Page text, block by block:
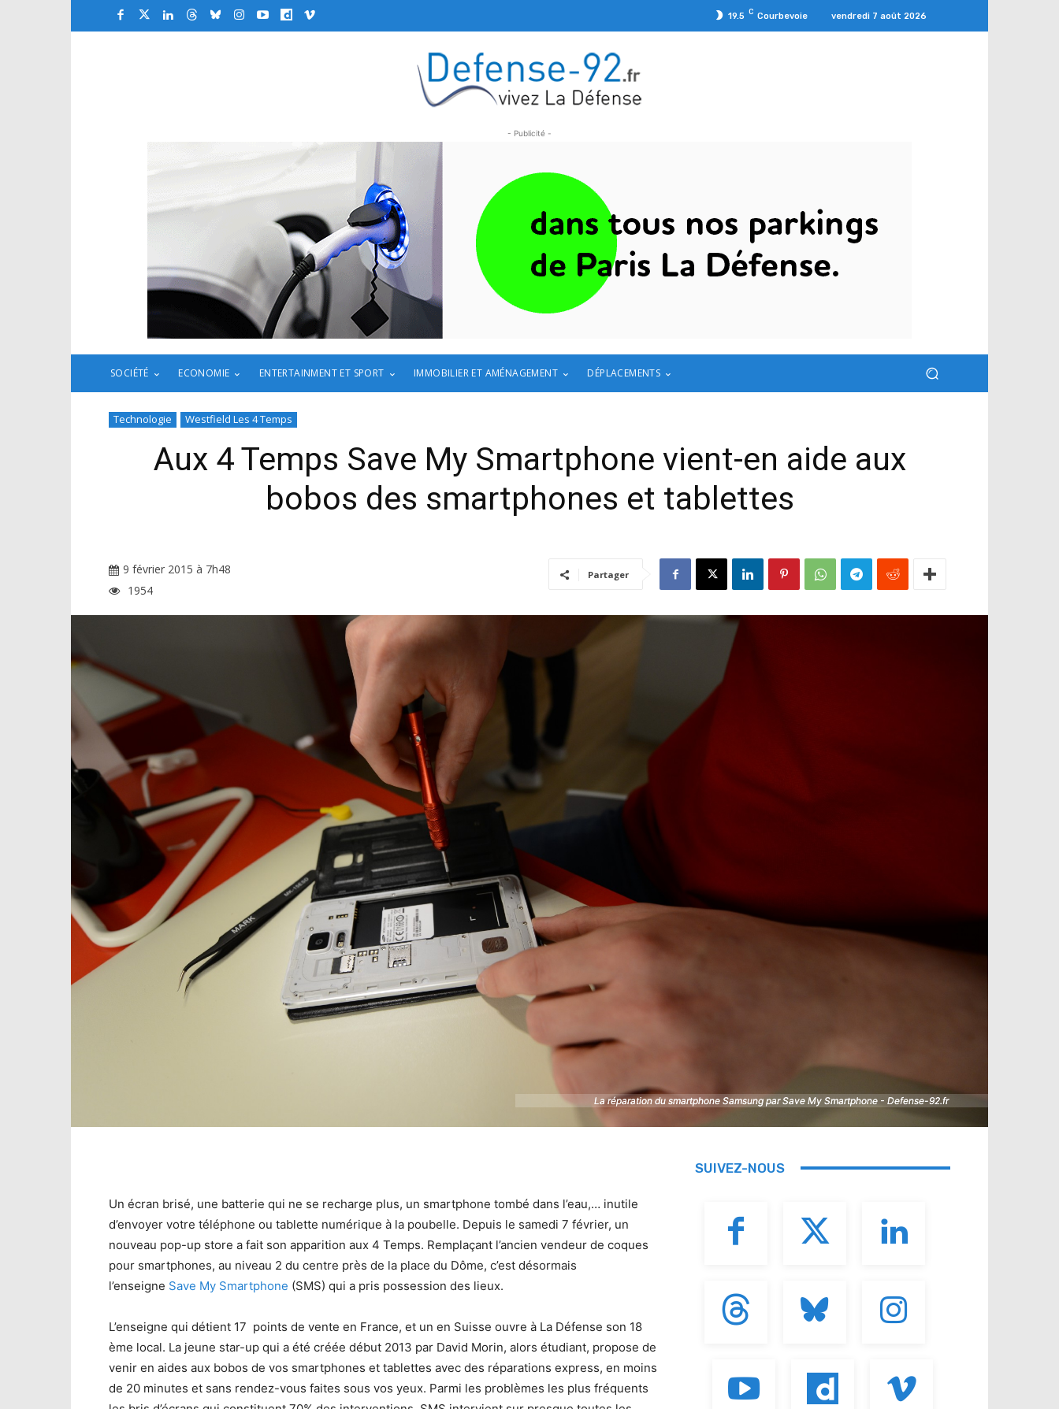
19.5 C Courbevoie vendredi 7 août 2026
- Publicité -
SOCIÉTÉ ECONOMIE ENTERTAINMENT ET SPORT IMMOBILIER ET AMÉNAGEMENT DÉPLACEMENTS
Technologie Westfield Les 4 Temps
Aux 4 Temps Save My Smartphone vient-en aide aux
bobos des smartphones et tablettes
9 février 2015 à 7h48
1954
Partager
La réparation du smartphone Samsung par Save My Smartphone - Defense-92.fr
La réparation du smartphone Samsung par Save My Smartphone - Defense-92.fr
Un écran brisé, une batterie qui ne se recharge plus, un smartphone tombé dans l’eau,… inutile
d’envoyer votre téléphone ou tablette numérique à la poubelle. Depuis le samedi 7 février, un
nouveau pop-up store a fait son apparition aux 4 Temps. Remplaçant l’ancien vendeur de coques
pour smartphones, au niveau 2 du centre près de la place du Dôme, c’est désormais
l’enseigne Save My Smartphone (SMS) qui a pris possession des lieux.
L’enseigne qui détient 17 points de vente en France, et un en Suisse ouvre à La Défense son 18
ème local. La jeune star-up qui a été créée début 2013 par David Morin, alors étudiant, propose de
venir en aides aux bobos de vos smartphones et tablettes avec des réparations express, en moins
de 20 minutes et sans rendez-vous faites sous vos yeux. Parmi les problèmes les plus fréquents
SUIVEZ-NOUS